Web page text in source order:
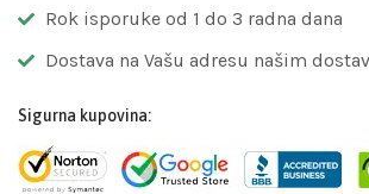
Rok isporuke od 1 do 3 radna dana
Dostava na Vašu adresu našim
Sigurna kupovina: